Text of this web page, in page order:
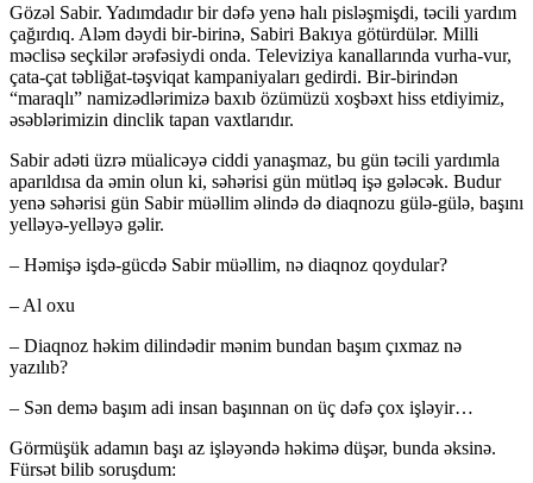
Gözəl Sabir. Yadımdadır bir dəfə yenə halı pisləşmişdi, təcili yardım
çağırdıq. Aləm dəydi bir-birinə, Sabiri Bakıya götürdülər. Milli
məclisə seçkilər ərəfəsiydi onda. Televiziya kanallarında vurha-vur,
çata-çat təbliğat-təşviqat kampaniyaları gedirdi. Bir-birindən
“maraqlı” namizədlərimizə baxıb özümüzü xoşbəxt hiss etdiyimiz,
əsəblərimizin dinclik tapan vaxtlarıdır.
Sabir adəti üzrə müalicəyə ciddi yanaşmaz, bu gün təcili yardımla
aparıldısa da əmin olun ki, səhərisi gün mütləq işə gələcək. Budur
yenə səhərisi gün Sabir müəllim əlində də diaqnozu gülə-gülə, başını
yelləyə-yelləyə gəlir.
– Həmişə işdə-gücdə Sabir müəllim, nə diaqnoz qoydular?
– Al oxu
– Diaqnoz həkim dilindədir mənim bundan başım çıxmaz nə
yazılıb?
– Sən demə başım adi insan başınnan on üç dəfə çox işləyir…
Görmüşük adamın başı az işləyəndə həkimə düşər, bunda əksinə.
Fürsət bilib soruşdum: